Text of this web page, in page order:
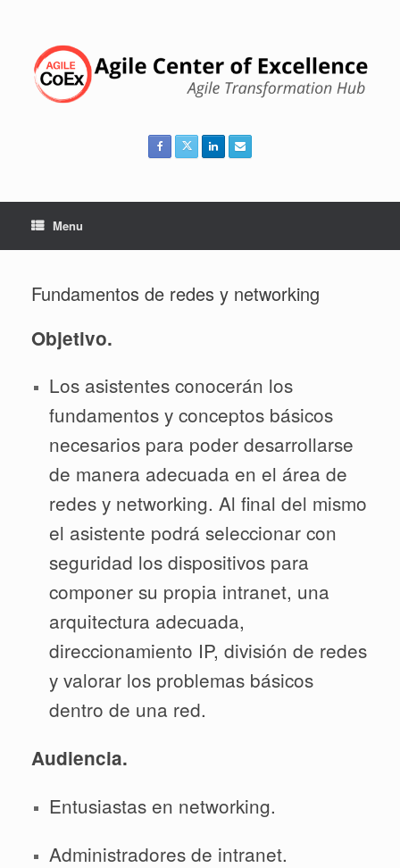
Menu
Fundamentos de redes y networking
Objetivo.
Los asistentes conocerán los
fundamentos y conceptos básicos
necesarios para poder desarrollarse
de manera adecuada en el área de
redes y networking. Al final del mismo
el asistente podrá seleccionar con
seguridad los dispositivos para
componer su propia intranet, una
arquitectura adecuada,
direccionamiento IP, división de redes
y valorar los problemas básicos
dentro de una red.
Audiencia.
Entusiastas en networking.
Administradores de intranet.